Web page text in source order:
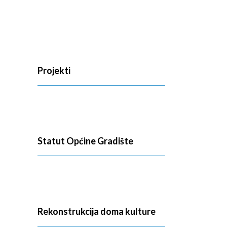
Projekti
Statut Općine Gradište
Rekonstrukcija doma kulture